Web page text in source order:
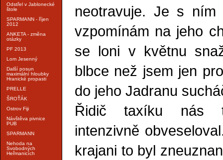
Odstřel v Jablonecké
štole
SPARMANN - říjen
2012
ANKETA - změna
otázky
PF 2013
Lom Jesenný
Další posun
maximální hloubky
Hranické propasti
PRELLE
ŠROŤÁK
Ostrov Fiji
Návštěva pivnice
PUB
SPARMANN
Nehoda na
Svobodných
Heřmanicích
neotravuje. Je s
vzpomínám na jeho
se loni v květnu
blbce než jsem jen
do jeho Jadranu
Řidič taxíku nás
intenzivně
krajani to byl